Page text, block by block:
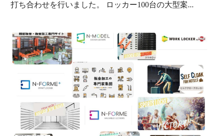
打ち合わせを行いました。 ロッカー100台の大型案...